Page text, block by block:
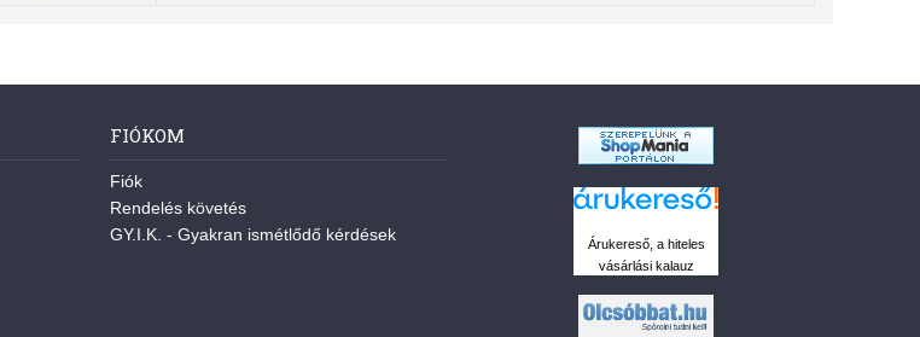
FIÓKOM
Fiók
Rendelés követés
GY.I.K. - Gyakran ismétlődő kérdések
Árukereső, a hiteles
vásárlási kalauz